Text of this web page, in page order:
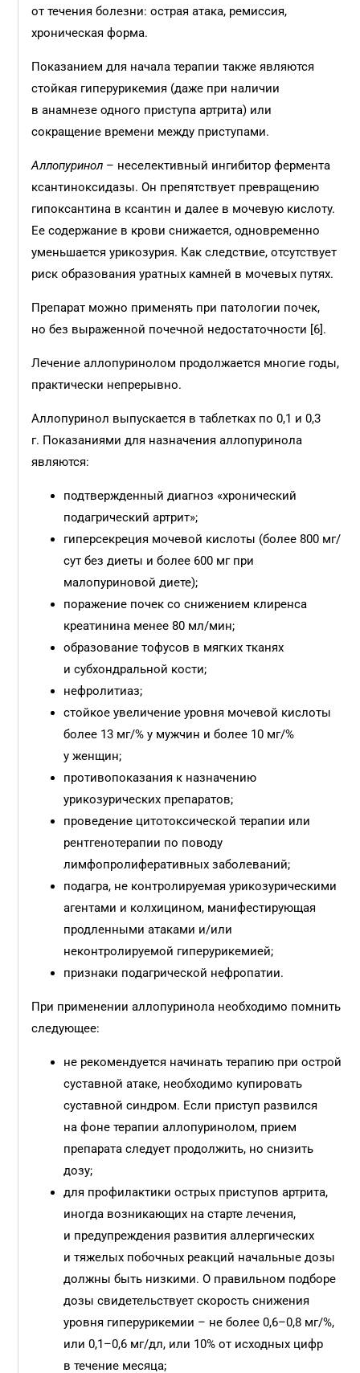
от течения болезни: острая атака, ремиссия,
хроническая форма.
Показанием для начала терапии также являются
стойкая гиперурикемия (даже при наличии
в анамнезе одного приступа артрита) или
сокращение времени между приступами.
Аллопуринол – неселективный ингибитор фермента
ксантиноксидазы. Он препятствует превращению
гипоксантина в ксантин и далее в мочевую кислоту.
Ее содержание в крови снижается, одновременно
уменьшается урикозурия. Как следствие, отсутствует
риск образования уратных камней в мочевых путях.
Препарат можно применять при патологии почек,
но без выраженной почечной недостаточности [6].
Лечение аллопуринолом продолжается многие годы,
практически непрерывно.
Аллопуринол выпускается в таблетках по 0,1 и 0,3
г. Показаниями для назначения аллопуринола
являются:
подтвержденный диагноз «хронический
подагрический артрит»;
гиперсекреция мочевой кислоты (более 800 мг/
сут без диеты и более 600 мг при
малопуриновой диете);
поражение почек со снижением клиренса
креатинина менее 80 мл/мин;
образование тофусов в мягких тканях
и субхондральной кости;
нефролитиаз;
стойкое увеличение уровня мочевой кислоты
более 13 мг/% у мужчин и более 10 мг/%
у женщин;
противопоказания к назначению
урикозурических препаратов;
проведение цитотоксической терапии или
рентгенотерапии по поводу
лимфопролиферативных заболеваний;
подагра, не контролируемая урикозурическими
агентами и колхицином, манифестирующая
продленными атаками и/или
неконтролируемой гиперурикемией;
признаки подагрической нефропатии.
При применении аллопуринола необходимо помнить
следующее:
не рекомендуется начинать терапию при острой
суставной атаке, необходимо купировать
суставной синдром. Если приступ развился
на фоне терапии аллопуринолом, прием
препарата следует продолжить, но снизить
дозу;
для профилактики острых приступов артрита,
иногда возникающих на старте лечения,
и предупреждения развития аллергических
и тяжелых побочных реакций начальные дозы
должны быть низкими. О правильном подборе
дозы свидетельствует скорость снижения
уровня гиперурикемии – не более 0,6–0,8 мг/%,
или 0,1–0,6 мг/дл, или 10% от исходных цифр
в течение месяца;